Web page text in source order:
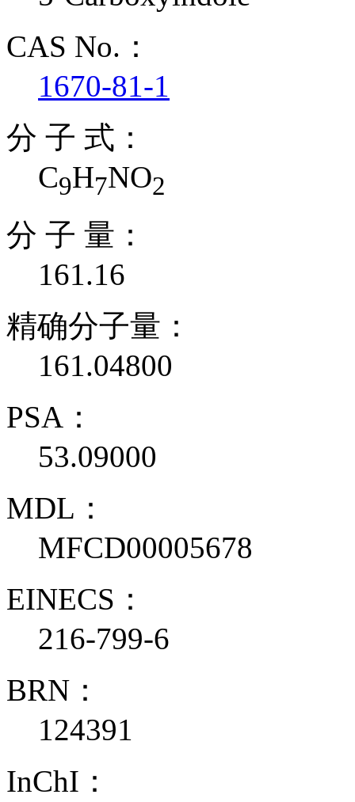
CAS No.：
1670-81-1
分 子 式：
C9H7NO2
分 子 量：
161.16
精确分子量：
161.04800
PSA：
53.09000
MDL：
MFCD00005678
EINECS：
216-799-6
BRN：
124391
InChI：